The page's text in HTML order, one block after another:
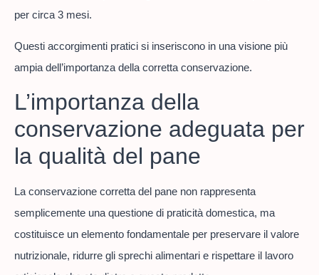
per circa 3 mesi.
Questi accorgimenti pratici si inseriscono in una visione più
ampia dell’importanza della corretta conservazione.
L’importanza della
conservazione adeguata per
la qualità del pane
La conservazione corretta del pane non rappresenta
semplicemente una questione di praticità domestica, ma
costituisce un elemento fondamentale per preservare il valore
nutrizionale, ridurre gli sprechi alimentari e rispettare il lavoro